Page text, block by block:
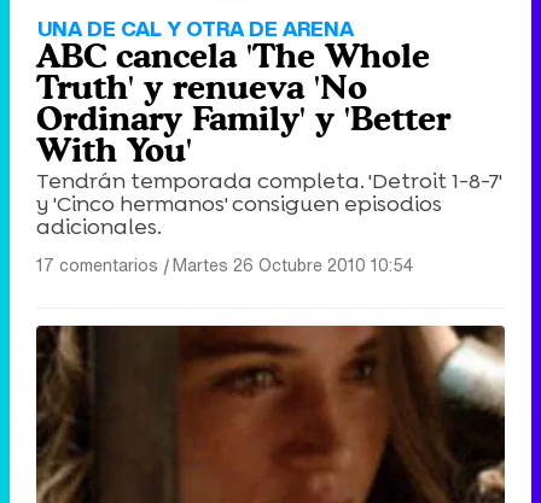
UNA DE CAL Y OTRA DE ARENA
ABC cancela 'The Whole
Truth' y renueva 'No
Ordinary Family' y 'Better
With You'
Tendrán temporada completa. 'Detroit 1-8-7'
y 'Cinco hermanos' consiguen episodios
adicionales.
17 comentarios |Martes 26 Octubre 2010 10:54